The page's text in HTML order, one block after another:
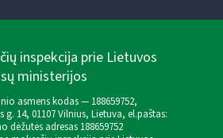
inspekcija prie Lietuvos
ministerijos
asmens kodas — 188659752,
g. 14, 01107 Vilnius, Lietuva, el.paštas:
dėžutės adresas 188659752